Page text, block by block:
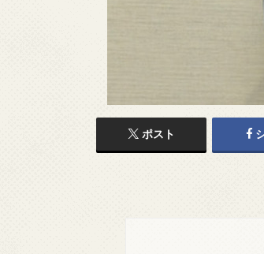
ポスト